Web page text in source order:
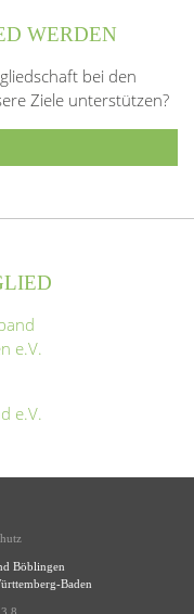
WERDEN
bei den
Ziele unterstützen?
Böblingen
Baden